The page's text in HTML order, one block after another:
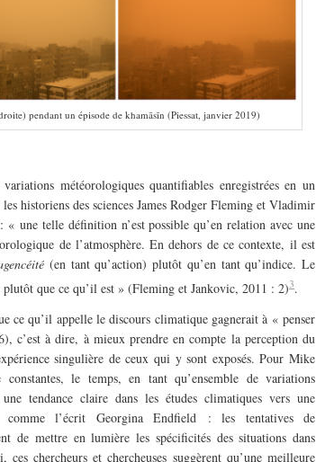
pendant un épisode de khamāsīn (Piessat, janvier 2019)
météorologiques quantifiables enregistrées en un
historiens des sciences James Rodger Fleming et Vladimir
une telle définition n’est possible qu’en relation avec une
de l’atmosphère. En dehors de ce contexte, il est
(en tant qu’action) plutôt qu’en tant qu’indice. Le
que ce qu’il est » (Fleming et Jankovic, 2011 : 2)3.
ce qu’il appelle le discours climatique gagnerait à « penser
c’est à dire, à mieux prendre en compte la perception du
singulière de ceux qui y sont exposés. Pour Mike
le temps, en tant qu’ensemble de variations
tendance claire dans les études climatiques vers une
l’écrit Georgina Endfield : les tentatives de
de mettre en lumière les spécificités des situations dans
chercheurs et chercheuses suggèrent qu’une meilleure